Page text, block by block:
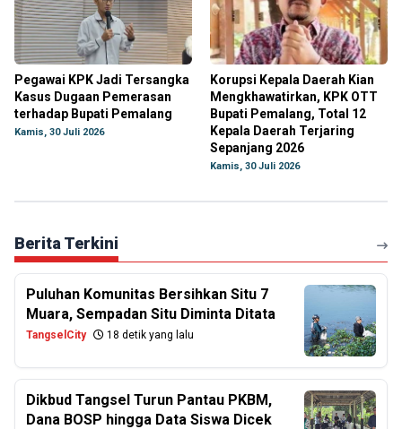
Pegawai KPK Jadi Tersangka
Kasus Dugaan Pemerasan
terhadap Bupati Pemalang
Kamis, 30 Juli 2026
Korupsi Kepala Daerah Kian
Mengkhawatirkan, KPK OTT
Bupati Pemalang, Total 12
Kepala Daerah Terjaring
Sepanjang 2026
Kamis, 30 Juli 2026
Berita Terkini
Puluhan Komunitas Bersihkan Situ 7
Muara, Sempadan Situ Diminta Ditata
TangselCity 18 detik yang lalu
Dikbud Tangsel Turun Pantau PKBM,
Dana BOSP hingga Data Siswa Dicek